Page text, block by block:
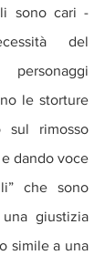
sono cari -
del
le storture
sul rimosso
dando voce
che sono
giustizia
simile a una